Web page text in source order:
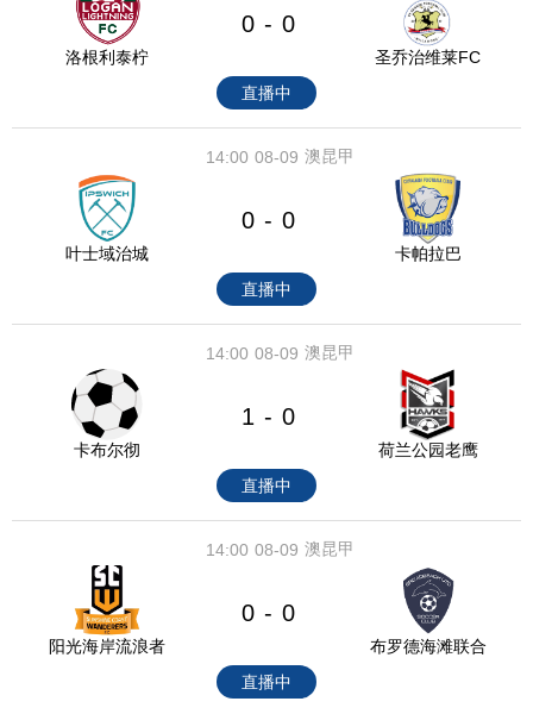
洛根利泰柠
0 - 0
圣乔治维莱FC
直播中
08-09
14:00 澳昆甲
叶士域治城
0 - 0
卡帕拉巴
直播中
08-09
14:00 澳昆甲
卡布尔彻
1 - 0
荷兰公园老鹰
直播中
08-09
14:00 澳昆甲
阳光海岸流浪者
0 - 0
布罗德海滩联合
直播中